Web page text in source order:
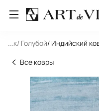
... / Голубой/ Индийский
Все ковры